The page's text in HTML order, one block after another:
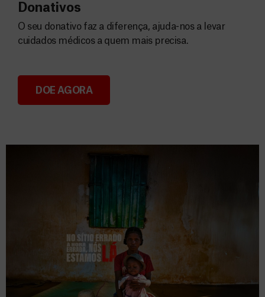
Donativos
Donativos
O seu donativo faz a diferença, ajuda-nos a levar
cuidados médicos a quem mais precisa.
DOE AGORA